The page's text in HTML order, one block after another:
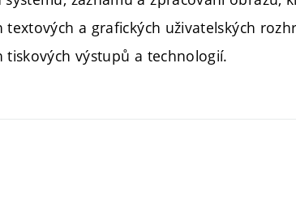
textových a grafických uživatelských
tiskových výstupů a technologií.